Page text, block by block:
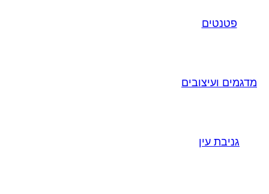
פטנטים
מדגמים ועיצובים
גניבת עין